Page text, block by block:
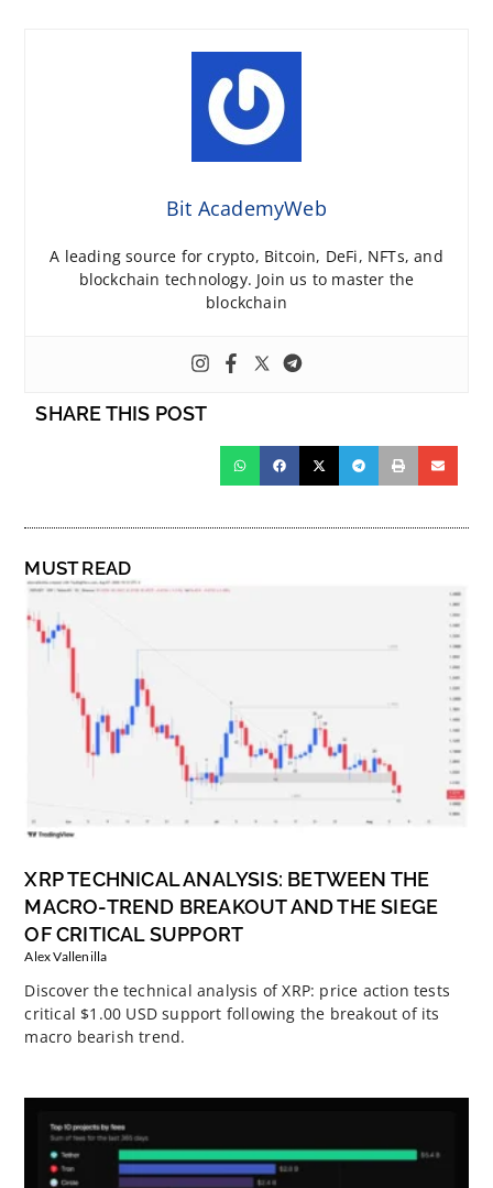
Bit AcademyWeb
A leading source for crypto, Bitcoin, DeFi, NFTs, and
blockchain technology. Join us to master the
blockchain
SHARE THIS POST
MUST READ
XRP TECHNICAL ANALYSIS: BETWEEN THE
MACRO-TREND BREAKOUT AND THE SIEGE
OF CRITICAL SUPPORT
Alex Vallenilla
Discover the technical analysis of XRP: price action tests
critical $1.00 USD support following the breakout of its
macro bearish trend.